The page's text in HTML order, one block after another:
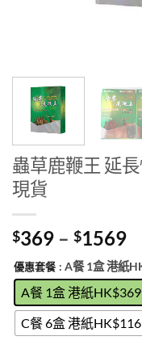
蟲草鹿鞭王 延
現貨
$369 – $1569
優惠套餐 : A餐 1盒 港紙
A餐 1盒 港紙HK$369
C餐 6盒 港紙